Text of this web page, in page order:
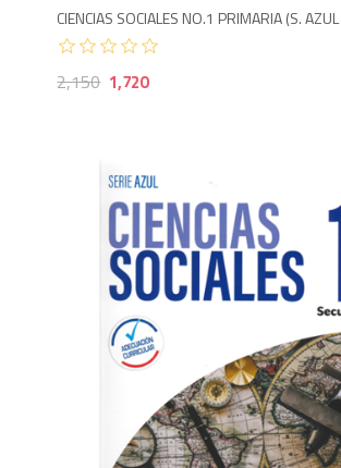
CIENCIAS SOCIALES NO.1 PRIMARIA (S. AZUL
2,150 1,720